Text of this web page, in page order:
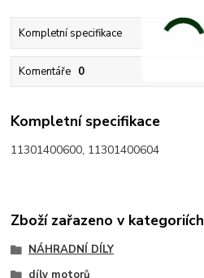
Kompletní specifikace
Komentáře 0
Kompletní specifikace
11301400600, 11301400604
Zboží zařazeno v kategoriích
NÁHRADNÍ DÍLY
díly motorů